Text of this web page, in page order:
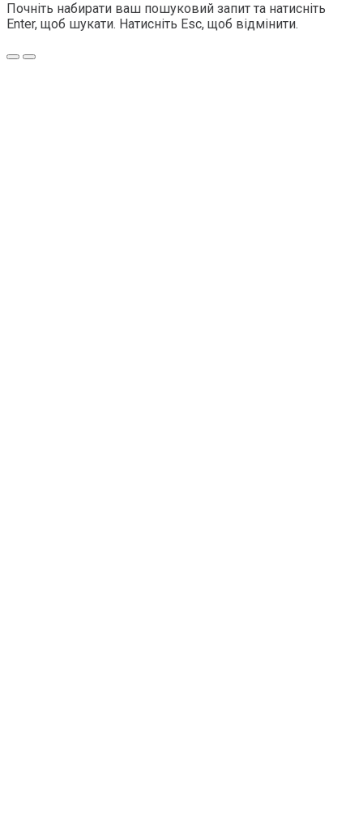
Почніть набирати ваш пошуковий запит та натисніть
Enter, щоб шукати. Натисніть Esc, щоб відмінити.
Меню